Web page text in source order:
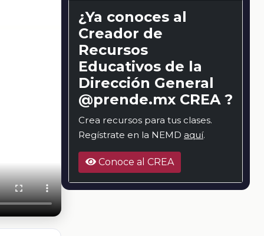
¿Ya conoces al
Creador de
Recursos
Educativos de la
Dirección General
@prende.mx CREA ?
Crea recursos para tus clases.
Regístrate en la NEMD aquí.
Conoce al CREA